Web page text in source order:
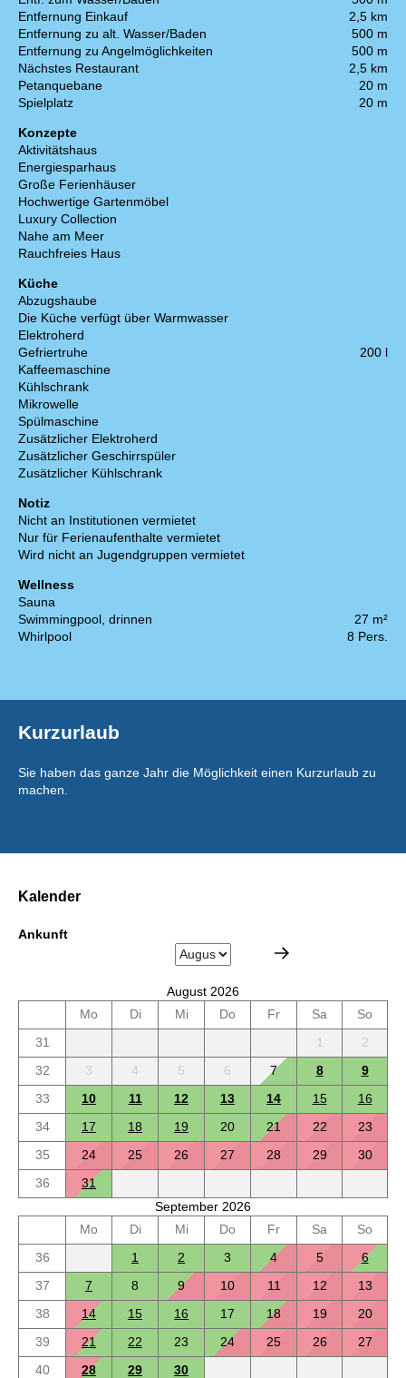
Entfernung Einkauf
2,5 km
Entfernung zu alt. Wasser/Baden
500 m
Entfernung zu Angelmöglichkeiten
500 m
Nächstes Restaurant
2,5 km
Petanquebane
20 m
Spielplatz
20 m
Konzepte
Aktivitätshaus
Energiesparhaus
Große Ferienhäuser
Hochwertige Gartenmöbel
Luxury Collection
Nahe am Meer
Rauchfreies Haus
Küche
Abzugshaube
Die Küche verfügt über Warmwasser
Elektroherd
Gefriertruhe
200 l
Kaffeemaschine
Kühlschrank
Mikrowelle
Spülmaschine
Zusätzlicher Elektroherd
Zusätzlicher Geschirrspüler
Zusätzlicher Kühlschrank
Notiz
Nicht an Institutionen vermietet
Nur für Ferienaufenthalte vermietet
Wird nicht an Jugendgruppen vermietet
Wellness
Sauna
Swimmingpool, drinnen
27 m²
Whirlpool
8 Pers.
Kurzurlaub
Sie haben das ganze Jahr die Möglichkeit einen Kurzurlaub zu
machen.
Kalender
Ankunft
August 2026
Mo
Di Mi Do Fr Sa
So
31
1
2
32
3 4 5 6 7 8
9
33
10 11 12 13 14 15
16
34
17 18 19 20 21 22
23
35
24 25 26 27 28 29
30
36
31
September 2026
Mo
Di Mi Do Fr Sa
So
36
1 2 3 4 5
6
37
7 8 9 10 11 12
13
38
14 15 16 17 18 19
20
39
21 22 23 24 25 26
27
40
28 29
30